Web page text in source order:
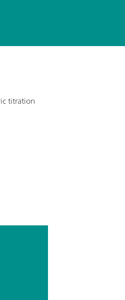
titration